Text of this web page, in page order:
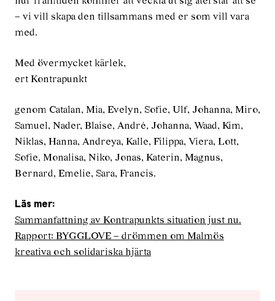
– vi vill skapa den tillsammans med er som vill vara
med.
Med övermycket kärlek,
ert Kontrapunkt
genom Catalan, Mia, Evelyn, Sofie, Ulf, Johanna, Miro,
Samuel, Nader, Blaise, André, Johanna, Waad, Kim,
Niklas, Hanna, Andreya, Kalle, Filippa, Viera, Lott,
Sofie, Monalisa, Niko, Jonas, Katerin, Magnus,
Bernard, Emelie, Sara, Francis.
Läs mer:
Sammanfattning av Kontrapunkts situation just nu.
Rapport: BYGGLOVE – drömmen om Malmös
kreativa och solidariska hjärta